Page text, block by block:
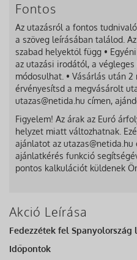
Fontos
Az utazásról a fontos
a szöveg leírásában találod.
szabad helyektől függ •
az utazási irodától, a
módosulhat. • Vásárlás után
érvényesítsd a megvásárolt
utazas@netida.hu címen,
Figyelem! Az árak az Euró
helyzet miatt változhatnak.
ajánlatot az utazas@netida.hu
ajánlatkérés funkció
pontos kalkulációt küldenek
Akció Leírása
Fedezzétek fel Spanyolország
Időpontok